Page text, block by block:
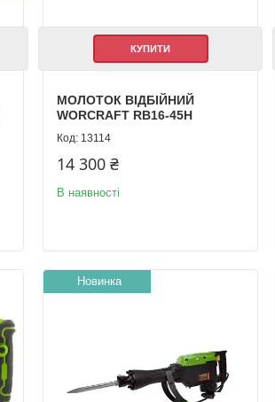
КУПИТИ
МОЛОТОК ВІДБІЙНИЙ
WORCRAFT RB16-45H
13114
14 300 ₴
В наявності
Новинка